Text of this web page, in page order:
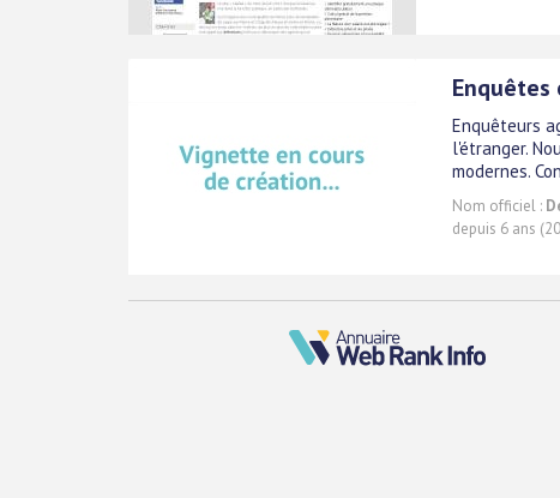
Enquêteurs
l'étranger.
modernes.
Nom officiel :
depuis 6 ans